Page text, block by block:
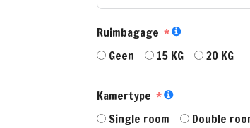
Ruimbagage
Geen
15 KG 20 KG
Kamertype
Single room
Double